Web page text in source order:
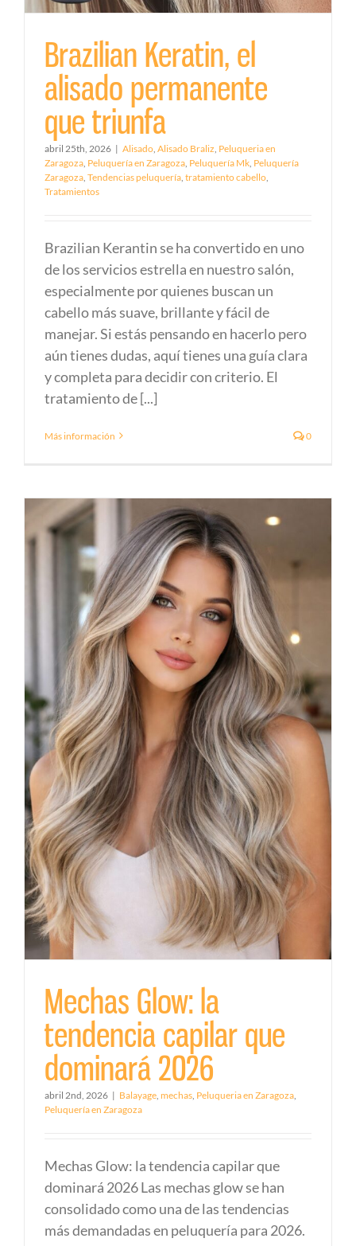
Brazilian Keratin, el
alisado permanente
que triunfa
abril 25th, 2026 | Alisado Alisado Braliz Peluqueria en
Zaragoza Peluquería en Zaragoza Peluquería Mk Peluquería
Zaragoza Tendencias peluquería tratamiento cabello
Tratamientos
Brazilian Kerantin se ha convertido en uno
de los servicios estrella en nuestro salón,
especialmente por quienes buscan un
cabello más suave, brillante y fácil de
manejar. Si estás pensando en hacerlo pero
aún tienes dudas, aquí tienes una guía clara
y completa para decidir con criterio. El
tratamiento de [...]
Más información 0
Mechas Glow: la
tendencia capilar que
dominará 2026
abril 2nd, 2026 | Balayage mechas Peluqueria en Zaragoza
Peluquería en Zaragoza
Mechas Glow: la tendencia capilar que
dominará 2026 Las mechas glow se han
consolidado como una de las tendencias
más demandadas en peluquería para 2026.